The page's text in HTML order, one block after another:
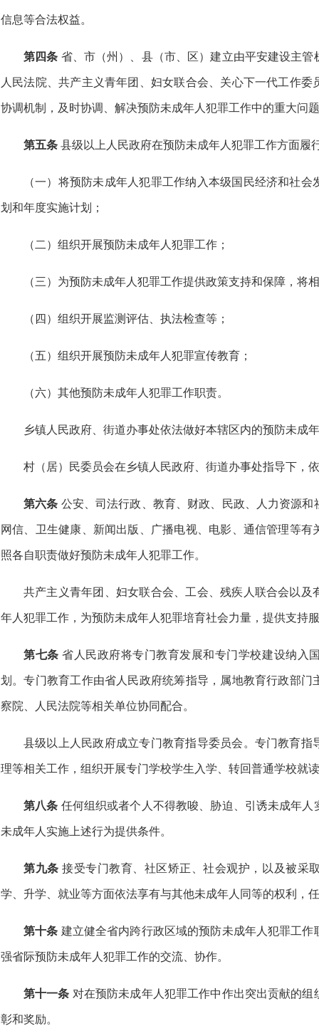
信息等合法权益。
第四条 省、市（州）、县（市、区）建立由平安建设主
人民法院、共产主义青年团、妇女联合会、关心下一代工作
协调机制，及时协调、解决预防未成年人犯罪工作中的重大问
第五条 县级以上人民政府在预防未成年人犯罪工作方面履
（一）将预防未成年人犯罪工作纳入本级国民经济和社
划和年度实施计划；
（二）组织开展预防未成年人犯罪工作；
（三）为预防未成年人犯罪工作提供政策支持和保障，将
（四）组织开展监测评估、执法检查等；
（五）组织开展预防未成年人犯罪宣传教育；
（六）其他预防未成年人犯罪工作职责。
乡镇人民政府、街道办事处依法做好本辖区内的预防未成
村（居）民委员会在乡镇人民政府、街道办事处指导下，
第六条 公安、司法行政、教育、财政、民政、人力资源
网信、卫生健康、新闻出版、广播电视、电影、通信管理等
照各自职责做好预防未成年人犯罪工作。
共产主义青年团、妇女联合会、工会、残疾人联合会以
年人犯罪工作，为预防未成年人犯罪培育社会力量，提供支持
第七条 省人民政府将专门教育发展和专门学校建设纳入
划。专门教育工作由省人民政府统筹指导，属地教育行政部
察院、人民法院等相关单位协同配合。
县级以上人民政府成立专门教育指导委员会。专门教育
理等相关工作，组织开展专门学校学生入学、转回普通学校就
第八条 任何组织或者个人不得教唆、胁迫、引诱未成年
未成年人实施上述行为提供条件。
第九条 接受专门教育、社区矫正、社会观护，以及被采
学、升学、就业等方面依法享有与其他未成年人同等的权利，
第十条 建立健全省内跨行政区域的预防未成年人犯罪工
强省际预防未成年人犯罪工作的交流、协作。
第十一条 对在预防未成年人犯罪工作中作出突出贡献的
彰和奖励。